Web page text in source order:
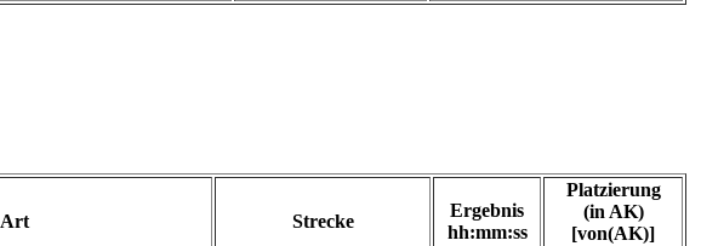
Art Strecke
Ergebnis
hh:mm:ss
Platzierung
(in AK)
[von(AK)]